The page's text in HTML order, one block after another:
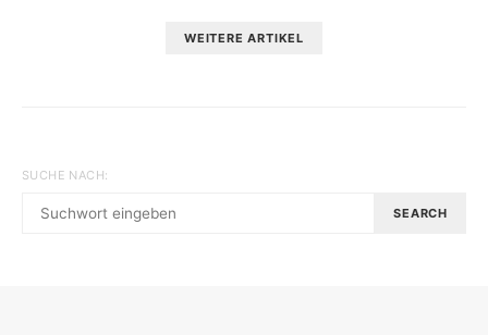
WEITERE ARTIKEL
SUCHE NACH:
SEARCH